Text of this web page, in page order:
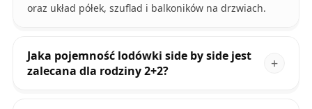
oraz układ półek, szuflad i balkoników na drzwiach.
Jaka pojemność lodówki side by side jest
zalecana dla rodziny 2+2?